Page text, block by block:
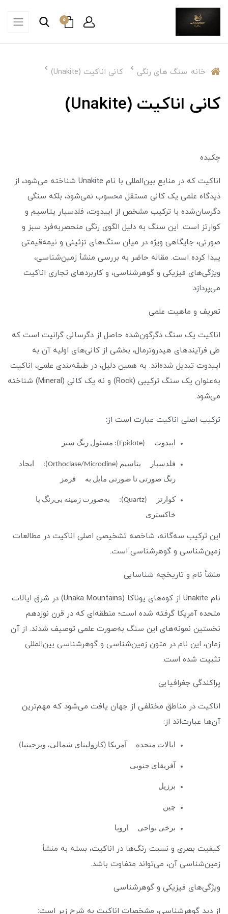
0
خانه سنگ های رنگی کانی اناکیت (Unakite)
کانی اناکیت (Unakite)
چکیده
اناکیت که در منابع بین‌المللی با نام Unakite شناخته می‌شود، از
دیدگاه علمی یک کانی مستقل محسوب نمی‌شود، بلکه سنگی
دگرسان‌شده با ترکیب مشخص از اپیدوت، فلدسپار پتاسیم و
کوارتز است. این سنگ به دلیل الگوی رنگی منحصربه‌فرد سبز و
صورتی، جایگاهی ویژه در میان سنگ‌های تزئینی و نیمه‌قیمتی
پیدا کرده است. مقاله حاضر به بررسی منشأ زمین‌شناسی،
ویژگی‌های فیزیکی و گوهرشناسی، و کاربردهای تجاری اناکیت
می‌پردازد.
تعریف و ماهیت علمی
اناکیت یک سنگ دگرگون‌شده حاصل از دگرسانی گرانیت است که
طی فرآیندهای هیدروترمال، بخشی از کانی‌های اولیه آن به
اپیدوت تبدیل شده‌اند. به همین دلیل، در طبقه‌بندی علمی، اناکیت
به‌عنوان یک سنگ ترکیبی (Rock) و نه یک کانی (Mineral) شناخته
می‌شود.
ترکیب اصلی اناکیت عبارت است از:
اپیدوت (Epidote): مسئول رنگ سبز
فلدسپار پتاسیم (Orthoclase/Microcline): ایجاد
رنگ صورتی تا صورتی مایل به قرمز
کوارتز (Quartz): به‌صورت زمینه بی‌رنگ یا
خاکستری
این ترکیب سه‌گانه، شاخصه تشخیصی اصلی اناکیت در مطالعات
زمین‌شناسی و گوهرشناسی است.
منشأ نام و تاریخچه شناسایی
نام Unakite از کوه‌های یوناکا (Unaka Mountains) در شرق ایالات
متحده آمریکا گرفته شده است؛ منطقه‌ای که در قرن نوزدهم
نخستین نمونه‌های این سنگ به‌صورت علمی توصیف شدند. از آن
زمان، این نام در متون زمین‌شناسی و گوهرشناسی بین‌المللی
تثبیت شده است.
پراکندگی جغرافیایی
اناکیت در مناطق مختلفی از جهان یافت می‌شود که مهم‌ترین
آن‌ها عبارت‌اند از:
ایالات متحده آمریکا (کارولینای شمالی، ویرجینیا)
آفریقای جنوبی
برزیل
چین
برخی نواحی اروپا
کیفیت بصری و نسبت رنگ‌ها در اناکیت، بسته به منشأ
زمین‌شناسی آن، می‌تواند متفاوت باشد.
ویژگی‌های فیزیکی و گوهرشناسی
از دید گوهرشناسی، مشخصات اناکیت به شرح زیر است: